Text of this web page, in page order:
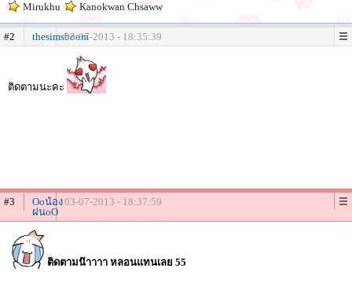
Mirukhu
Kanokwan Chsaww
#2 thesimsboom03-07-2013 - 18:35:39
ติดตามนะคะ
#3
Ooน้อง
ฝนoO
03-07-2013 - 18:37:59
ติดตามน๊าาาา หลอนแทนเลย 55